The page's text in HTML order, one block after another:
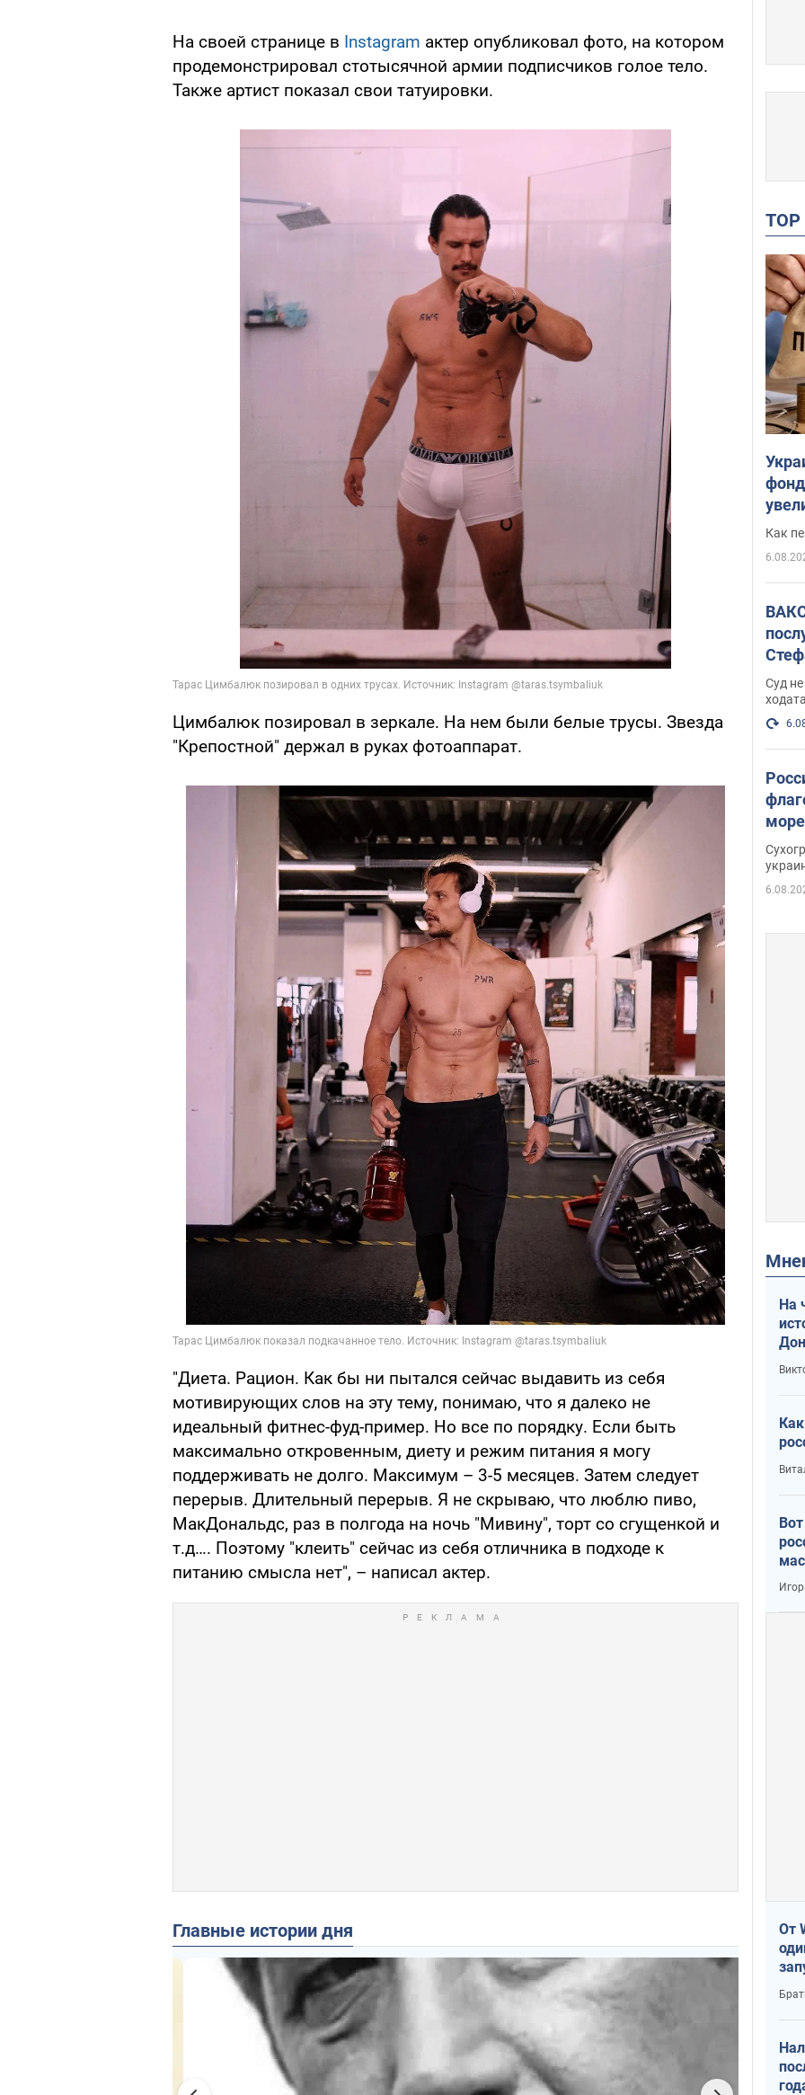
На своей странице в Instagram актер опубликовал фото, на котором
продемонстрировал стотысячной армии подписчиков голое тело.
Также артист показал свои татуировки.
Цимбалюк позировал в зеркале. На нем были белые трусы. Звезда
"Крепостной" держал в руках фотоаппарат.
"Диета. Рацион. Как бы ни пытался сейчас выдавить из себя
мотивирующих слов на эту тему, понимаю, что я далеко не
идеальный фитнес-фуд-пример. Но все по порядку. Если быть
максимально откровенным, диету и режим питания я могу
поддерживать не долго. Максимум – 3-5 месяцев. Затем следует
перерыв. Длительный перерыв. Я не скрываю, что люблю пиво,
МакДональдс, раз в полгода на ночь "Мивину", торт со сгущенкой и
т.д…. Поэтому "клеить" сейчас из себя отличника в подходе к
питанию смысла нет", – написал актер.
Главные истории дня
не
Как
деле
Суд
На
От